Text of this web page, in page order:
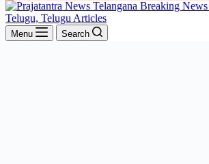
Menu Search